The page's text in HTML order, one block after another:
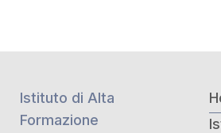
Istituto di Alta
Formazione